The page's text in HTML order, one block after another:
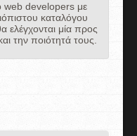
web developers με
καταλόγου
ελέγχονται μία προς
την ποιότητά τους.